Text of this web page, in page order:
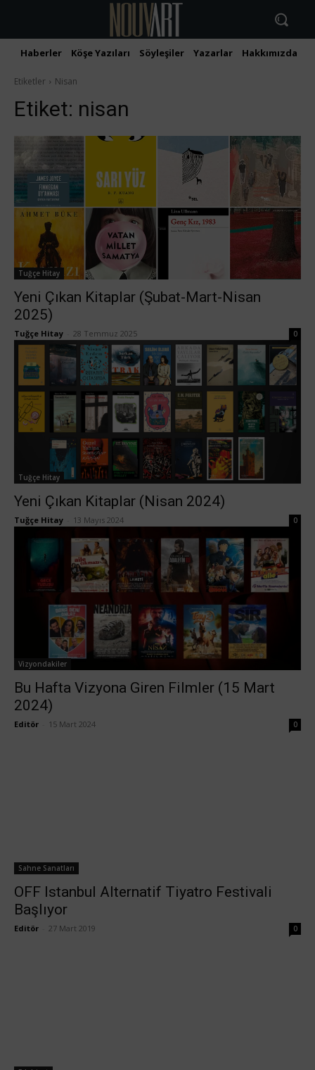
Haberler Köşe Yazıları Söyleşiler Yazarlar Hakkımızda
Etiketler Nisan
Etiket: nisan
Tuğçe Hitay
Yeni Çıkan Kitaplar (Şubat-Mart-Nisan
2025)
Tuğçe Hitay 28 Temmuz 2025 0
Tuğçe Hitay
Yeni Çıkan Kitaplar (Nisan 2024)
Tuğçe Hitay 13 Mayıs 2024 0
Vizyondakiler
Bu Hafta Vizyona Giren Filmler (15 Mart
2024)
Editör 15 Mart 2024 0
Sahne Sanatları
OFF Istanbul Alternatif Tiyatro Festivali
Başlıyor
Editör 27 Mart 2019 0